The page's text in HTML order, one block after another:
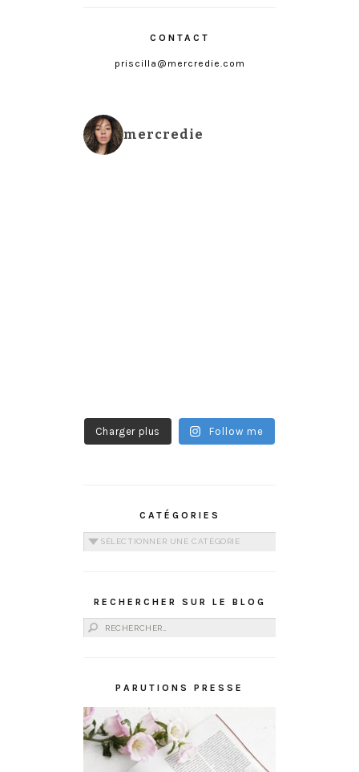
CONTACT
priscilla@mercredie.com
mercredie
Charger plus Follow me
CATÉGORIES
Catégories
RECHERCHER SUR LE BLOG
Rechercher :
PARUTIONS PRESSE